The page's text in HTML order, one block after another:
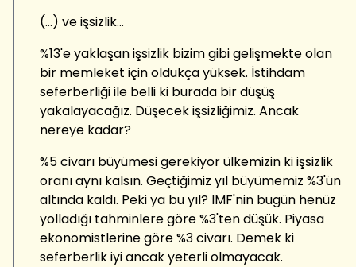
(...) ve işsizlik...
%13'e yaklaşan işsizlik bizim gibi gelişmekte olan
bir memleket için oldukça yüksek. İstihdam
seferberliği ile belli ki burada bir düşüş
yakalayacağız. Düşecek işsizliğimiz. Ancak
nereye kadar?
%5 civarı büyümesi gerekiyor ülkemizin ki işsizlik
oranı aynı kalsın. Geçtiğimiz yıl büyümemiz %3'ün
altında kaldı. Peki ya bu yıl? IMF'nin bugün henüz
yolladığı tahminlere göre %3'ten düşük. Piyasa
ekonomistlerine göre %3 civarı. Demek ki
seferberlik iyi ancak yeterli olmayacak.